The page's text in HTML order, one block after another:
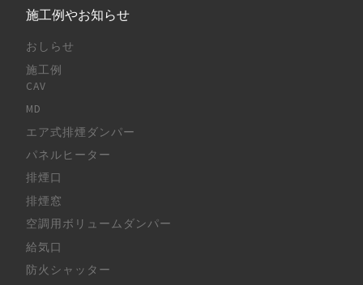
施工例やお知らせ
おしらせ
施工例
CAV
MD
エア式排煙ダンパー
パネルヒーター
排煙口
排煙窓
空調用ボリュームダンパー
給気口
防火シャッター